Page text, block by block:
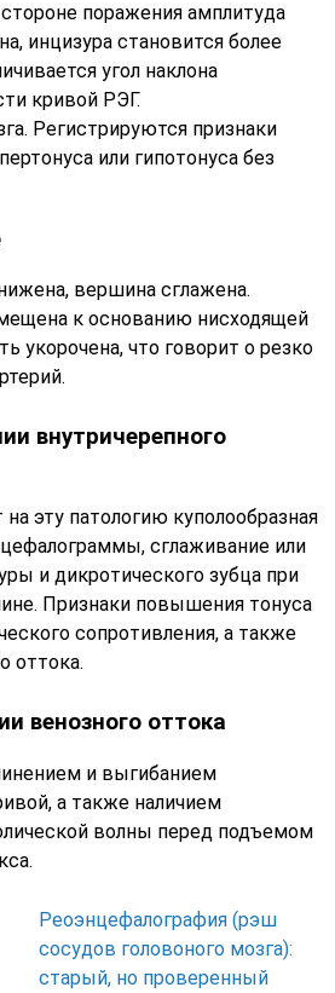
поражения амплитуда
инцизура становится более
угол наклона
кривой РЭГ.
Регистрируются признаки
или гипотонуса без
вершина сглажена.
к основанию нисходящей
укорочена, что говорит о резко
внутричерепного
эту патологию куполообразная
сглаживание или
и дикротического зубца при
Признаки повышения тонуса
сопротивления, а также
оттока.
венозного оттока
и выгибанием
а также наличием
волны перед подъемом
Реоэнцефалография (рэш
сосудов головоного мозга):
старый, но проверенный